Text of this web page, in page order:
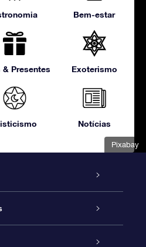
Pixabay
Bem-estar
& Presentes Exoterismo
Notícias
line